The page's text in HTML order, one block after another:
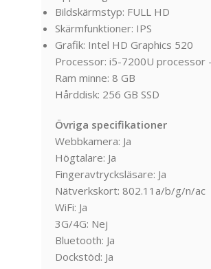
Bildskärmstyp: FULL HD
Skärmfunktioner: IPS
Grafik: Intel HD Graphics 520
Processor: i5-7200U processor
Ram minne: 8 GB
Hårddisk: 256 GB SSD
Övriga specifikationer
Webbkamera: Ja
Högtalare: Ja
Fingeravtrycksläsare: Ja
Nätverkskort: 802.11a/b/g/n/ac
WiFi: Ja
3G/4G: Nej
Bluetooth: Ja
Dockstöd: Ja